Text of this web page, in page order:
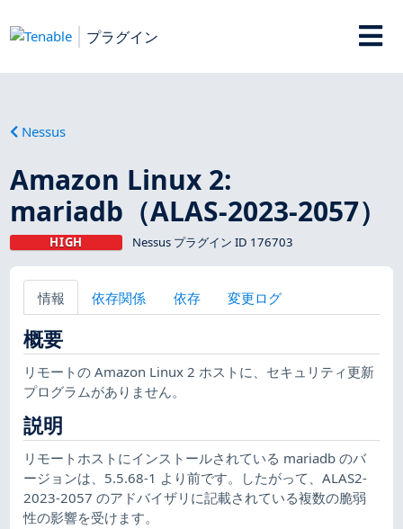
プラグイン
Nessus
Amazon Linux 2:
mariadb（ALAS-2023-2057）
HIGH Nessus プラグイン ID 176703
情報 依存関係 依存 変更ログ
概要
リモートの Amazon Linux 2 ホストに、セキュリティ更新
プログラムがありません。
説明
リモートホストにインストールされている mariadb のバ
ージョンは、5.5.68-1 より前です。したがって、ALAS2-
2023-2057 のアドバイザリに記載されている複数の脆弱
性の影響を受けます。